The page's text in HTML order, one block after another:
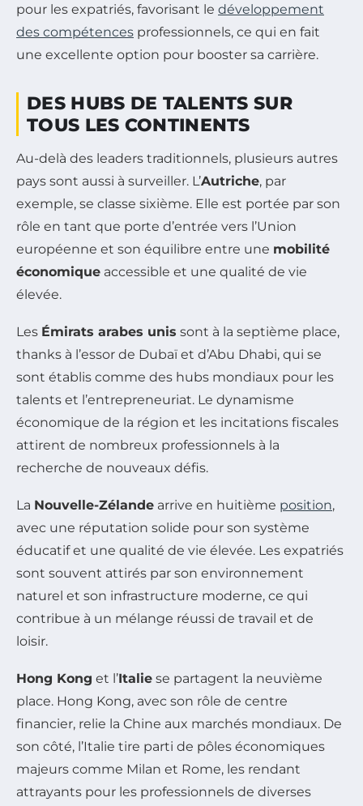
pour les expatriés, favorisant le développement
des compétences professionnels, ce qui en fait
une excellente option pour booster sa carrière.
DES HUBS DE TALENTS SUR
TOUS LES CONTINENTS
Au-delà des leaders traditionnels, plusieurs autres
pays sont aussi à surveiller. L’Autriche, par
exemple, se classe sixième. Elle est portée par son
rôle en tant que porte d’entrée vers l’Union
européenne et son équilibre entre une mobilité
économique accessible et une qualité de vie
élevée.
Les Émirats arabes unis sont à la septième place,
thanks à l’essor de Dubaï et d’Abu Dhabi, qui se
sont établis comme des hubs mondiaux pour les
talents et l’entrepreneuriat. Le dynamisme
économique de la région et les incitations fiscales
attirent de nombreux professionnels à la
recherche de nouveaux défis.
La Nouvelle-Zélande arrive en huitième position,
avec une réputation solide pour son système
éducatif et une qualité de vie élevée. Les expatriés
sont souvent attirés par son environnement
naturel et son infrastructure moderne, ce qui
contribue à un mélange réussi de travail et de
loisir.
Hong Kong et l’Italie se partagent la neuvième
place. Hong Kong, avec son rôle de centre
financier, relie la Chine aux marchés mondiaux. De
son côté, l’Italie tire parti de pôles économiques
majeurs comme Milan et Rome, les rendant
attrayants pour les professionnels de diverses